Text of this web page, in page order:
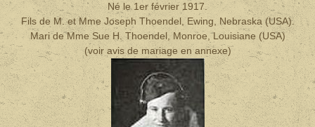
Né le 1er février 1917.
Fils de M. et Mme Joseph Thoendel, Ewing, Nebraska (USA).
Mari de Mme Sue H. Thoendel, Monroe, Louisiane (USA)
(voir avis de mariage en annexe)